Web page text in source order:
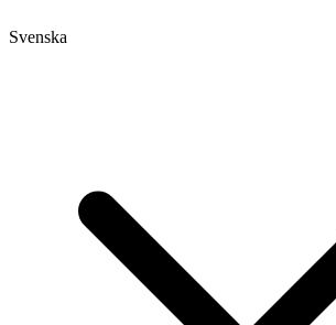
Svenska